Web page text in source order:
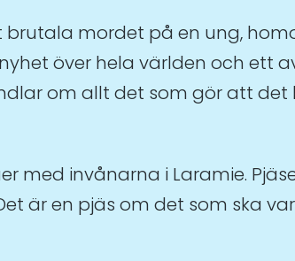
brutala mordet på en ung,
nyhet över hela världen och ett
om allt det som gör att
med invånarna i Laramie.
är en pjäs om det som ska